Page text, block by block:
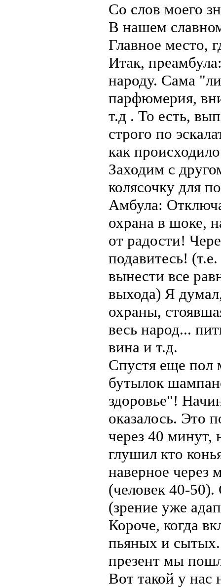
Со слов моего
В нашем
Главное место,
Итак,
народу. Сама
парфюмерия,
т.д . То есть,
строго по
как
Заходим с
колясочку для
Амбула:
охрана в шоке,
от радости!
подавитесь!
вынести все
выхода) Я
охраны,
весь народ...
вина и т.д.
Спустя еще
бутылок
здоровье"!
оказалось. Это
через 40 минут,
глушил кто
наверное через
(человек 40-
(зрение уже
Короче, когда
пьяных и
презент мы
Вот такой у нас